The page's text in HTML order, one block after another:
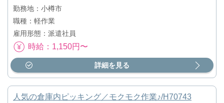
勤務地：小樽市
職種：軽作業
雇用形態：派遣社員
時給：1,150円〜
詳細を見る
人気の倉庫内ピッキング／モクモク作業♪/H70743